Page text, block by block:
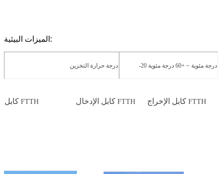
الميزات البيئية:
درجة حرارة التخزين -20 درجة مئوية ~ +60 درجة مئوية
FTTH FTTH FTTH